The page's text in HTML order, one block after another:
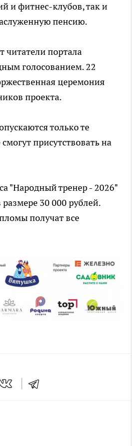
и фитнес-клубов, так и
пенсию.
читатели портала
голосованием. 22
церемония
проекта.
только те
присутствовать на
"Народный тренер - 2026"
30 000 рублей.
получат все